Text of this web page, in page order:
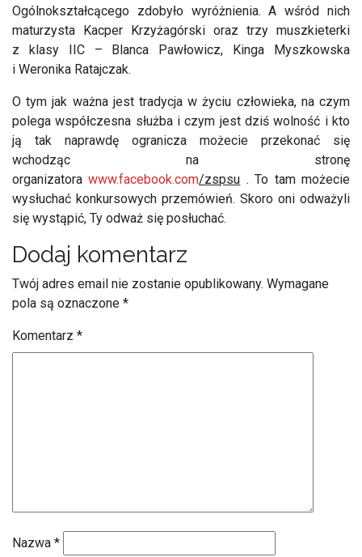
Ogólnokształcącego zdobyło wyróżnienia. A wśród nich
maturzysta Kacper Krzyżagórski oraz trzy muszkieterki
z klasy IIC – Blanca Pawłowicz, Kinga Myszkowska
i Weronika Ratajczak.
O tym jak ważna jest tradycja w życiu człowieka, na czym
polega współczesna służba i czym jest dziś wolność i kto
ją tak naprawdę ogranicza możecie przekonać się
wchodząc na stronę
organizatorawww.facebook.com/zspsu . To tam możecie
wysłuchać konkursowych przemówień. Skoro oni odważyli
się wystąpić, Ty odważ się posłuchać.
Dodaj komentarz
Twój adres email nie zostanie opublikowany. Wymagane
pola są oznaczone *
Komentarz *
Nazwa *